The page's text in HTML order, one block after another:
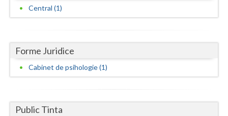
Harghita
Ialomita
Iasi
Maramures
Central (1)
Forme Juridice
Cabinet de psihologie (1)
Public Tinta